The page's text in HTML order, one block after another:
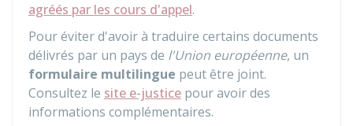
agréés par les cours d'appel.
Pour éviter d'avoir à traduire certains documents
délivrés par un pays de l'Union européenne, un
formulaire multilingue peut être joint.
Consultez le site e-justice pour avoir des
informations complémentaires.